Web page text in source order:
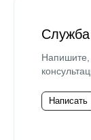
Написать